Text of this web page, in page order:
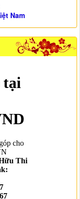
Nam